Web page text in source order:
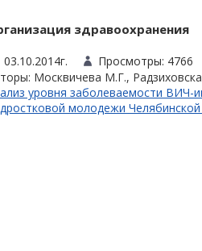
здравоохранения
03.10.2014г.
Просмотры: 4766
Москвичева М.Г.,
уровня заболеваемости ВИЧ-
молодежи